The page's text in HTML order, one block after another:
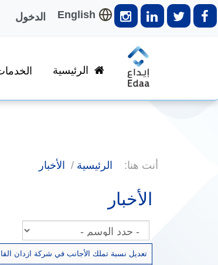
English الدخول
الرئيسية
أنت هنا: الرئيسية الأخبار
الأخبار
تعديل نسبة تملك الأجانب في شركة ازدان